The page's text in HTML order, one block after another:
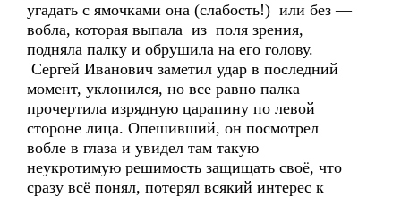
угадать с ямочками она (слабость!) или без —
вобла, которая выпала из поля зрения,
подняла палку и обрушила на его голову.
Сергей Иванович заметил удар в последний
момент, уклонился, но все равно палка
прочертила изрядную царапину по левой
стороне лица. Опешивший, он посмотрел
вобле в глаза и увидел там такую
неукротимую решимость защищать своё, что
сразу всё понял, потерял всякий интерес к